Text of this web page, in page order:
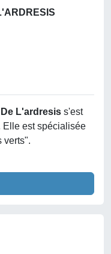
L'ardresis s'est
Elle est spécialisée
verts".